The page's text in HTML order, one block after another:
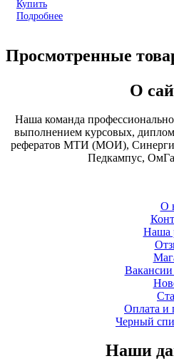
Купить
Подробнее
Просмотренные
О
Наша команда профессионально
выполнением курсовых,
рефератов МТИ (МОИ),
Педкампус, ОмГа
О
Наша
Оплата и
Черный
Наши